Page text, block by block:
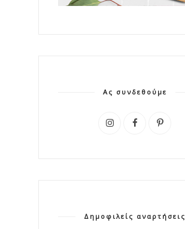
Ας συνδεθούμε
Δημοφιλείς αναρτήσεις